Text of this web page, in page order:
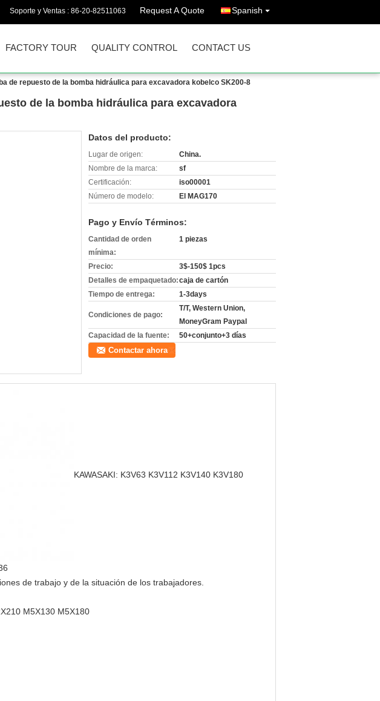
Soporte y Ventas : 86-20-82511063 Request A Quote Spanish
FACTORY TOUR QUALITY CONTROL CONTACT US
de repuesto de la bomba hidráulica para excavadora kobelco SK200-8
de la bomba hidráulica para excavadora
Datos del producto:
Lugar de origen:
China.
Nombre de la marca:
sf
Certificación:
iso00001
Número de modelo:
El MAG170
Pago y Envío Términos:
Cantidad de orden
mínima:
1 piezas
Precio:
3$-150$ 1pcs
Detalles de empaquetado:caja de cartón
Tiempo de entrega:
1-3days
Condiciones de pago:
T/T, Western Union,
MoneyGram Paypal
Capacidad de la fuente:
50+conjunto+3 días
Contactar ahora
KAWASAKI: K3V63 K3V112 K3V140 K3V180
de trabajo y de la situación de los trabajadores.
M5X130 M5X180